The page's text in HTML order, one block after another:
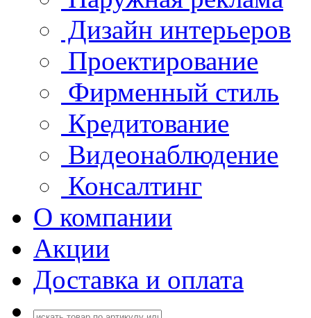
Дизайн интерьеров
Проектирование
Фирменный стиль
Кредитование
Видеонаблюдение
Консалтинг
О компании
Акции
Доставка и оплата